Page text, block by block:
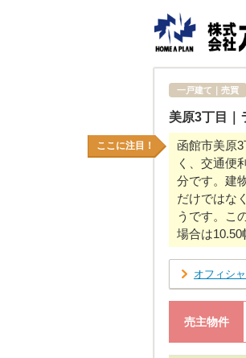
一戸建て｜売買
美原3丁目｜
ここに注目！
函館市美原
く、交通便
分です。建
だけではな
うです。こ
場合は10.50
オフィシ
売主物件